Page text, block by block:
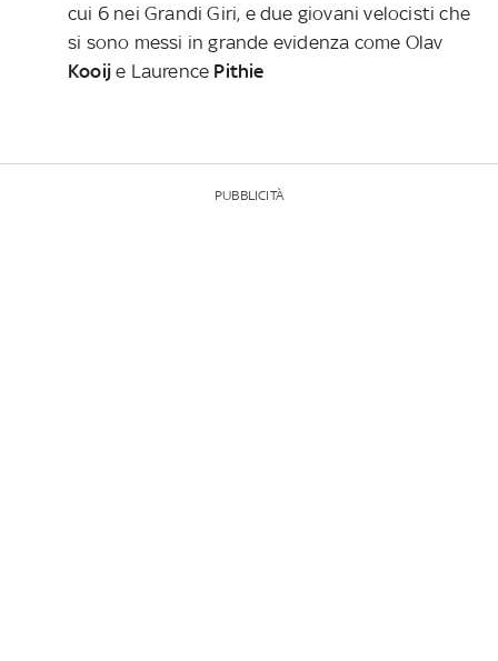
cui 6 nei Grandi Giri, e due giovani velocisti che
si sono messi in grande evidenza come Olav
Kooije Laurence Pithie
PUBBLICITÀ